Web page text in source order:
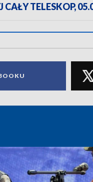
CAŁY TELESKOP,